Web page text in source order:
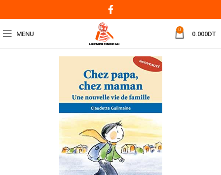
MENU
0
0.000DT